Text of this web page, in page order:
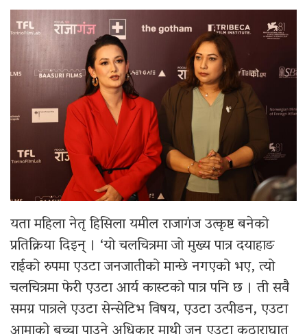
यता महिला नेतृ हिसिला यमील राजागंज उत्कृष्ट बनेको
प्रतिक्रिया दिइन् । ‘यो चलचित्रमा जो मुख्य पात्र दयाहाङ
राईको रुपमा एउटा जनजातीको मान्छे नगएको भए, त्यो
चलचित्रमा फेरी एउटा आर्य कास्टको पात्र पनि छ । ती सवै
समग्र पात्रले एउटा सेन्सेटिभ विषय, एउटा उत्पीडन, एउटा